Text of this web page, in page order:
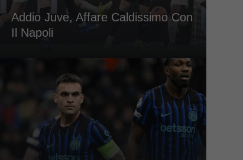
Addio Juve, Affare Caldissimo Con
Il Napoli